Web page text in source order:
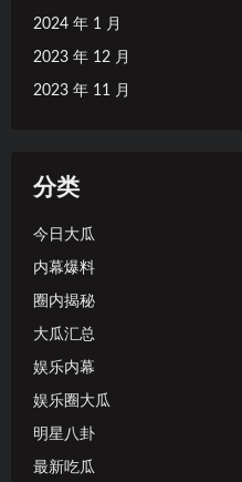
2024 年 1 月
2023 年 12 月
2023 年 11 月
分类
今日大瓜
内幕爆料
圈内揭秘
大瓜汇总
娱乐内幕
娱乐圈大瓜
明星八卦
最新吃瓜